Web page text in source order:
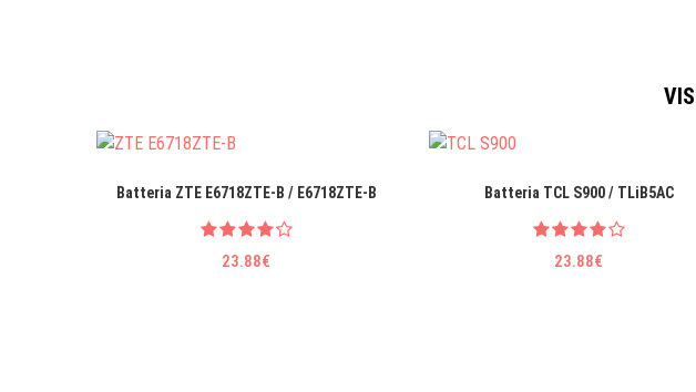
Batteria ZTE E6718ZTE-B / E6718ZTE-B
23.88€
Batteria TCL S900 / TLiB5AC
23.88€